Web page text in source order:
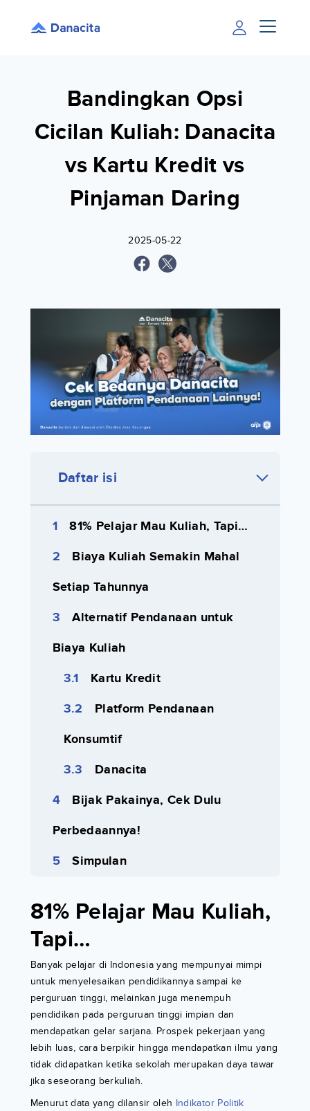
Bandingkan Opsi
Cicilan Kuliah: Danacita
vs Kartu Kredit vs
Pinjaman Daring
2025-05-22
Daftar isi
81% Pelajar Mau Kuliah, Tapi…
Biaya Kuliah Semakin Mahal
Setiap Tahunnya
Alternatif Pendanaan untuk
Biaya Kuliah
Kartu Kredit
Platform Pendanaan
Konsumtif
Danacita
Bijak Pakainya, Cek Dulu
Perbedaannya!
Simpulan
81% Pelajar Mau Kuliah,
Tapi…
Banyak pelajar di Indonesia yang mempunyai mimpi
untuk menyelesaikan pendidikannya sampai ke
perguruan tinggi, melainkan juga menempuh
pendidikan pada perguruan tinggi impian dan
mendapatkan gelar sarjana. Prospek pekerjaan yang
lebih luas, cara berpikir hingga mendapatkan ilmu yang
tidak didapatkan ketika sekolah merupakan daya tawar
jika seseorang berkuliah.
Menurut data yang dilansir oleh Indikator Politik